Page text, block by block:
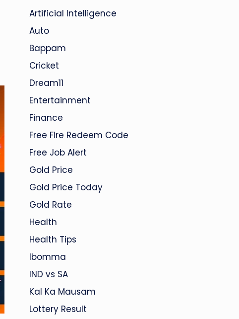
Artificial Intelligence
Auto
Bappam
Cricket
Dream11
Entertainment
Finance
Free Fire Redeem Code
Free Job Alert
Gold Price
Gold Price Today
Gold Rate
Health
Health Tips
Ibomma
IND vs SA
Kal Ka Mausam
Lottery Result